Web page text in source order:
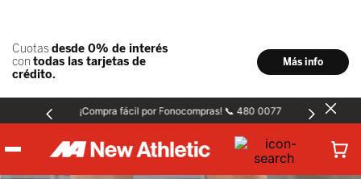
¡Compra fácil por Fonocompras! 📞 480 0077